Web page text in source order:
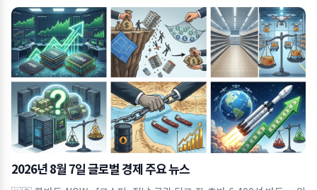
2026년 8월 7일 글로벌 경제 주요 뉴스